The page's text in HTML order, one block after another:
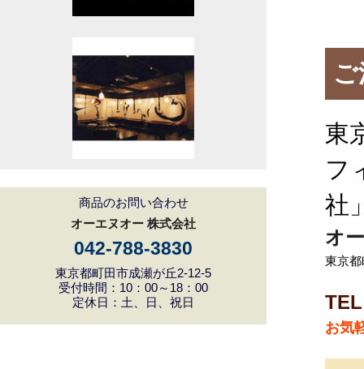
商品のお問い合わせ
オーエヌオー 株式会社
042-788-3830
東京都町田市成瀬が丘2-12-5
受付時間：10：00～18：00
定休日：土、日、祝日
東
フ
社
オ
東京
お気